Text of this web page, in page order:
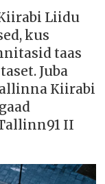
Liidu
kus
taas
Juba
Kiirabi
II